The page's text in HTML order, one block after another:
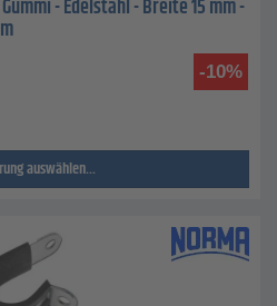
- Edelstahl - Breite 15 mm -
-10%
auswählen...